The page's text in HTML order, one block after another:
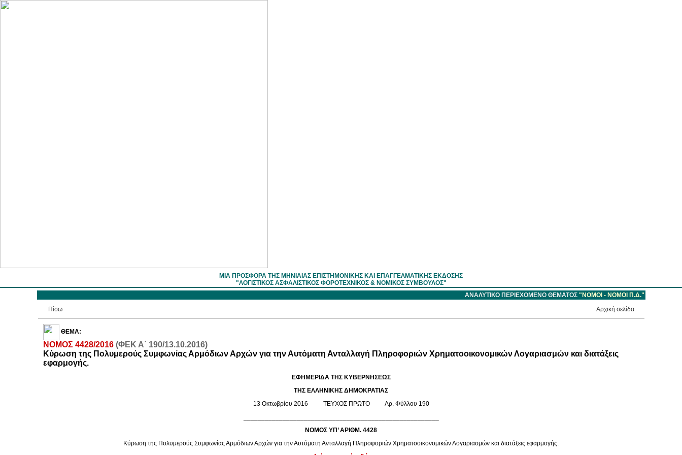
ΜΙΑ ΠΡΟΣΦΟΡΑ ΤΗΣ ΜΗΝΙΑΙΑΣ ΕΠΙΣΤΗΜOΝΙΚΗΣ ΚΑΙ ΕΠΑΓΓΕΛΜΑΤΙΚΗΣ ΕΚΔΟΣΗΣ
"ΛΟΓΙΣΤΙΚΟΣ ΑΣΦΑΛΙΣΤΙΚΟΣ ΦΟΡΟΤΕΧΝΙΚΟΣ & ΝΟΜΙΚΟΣ ΣΥΜΒΟΥΛΟΣ"
ΑΝΑΛΥΤΙΚΟ ΠΕΡΙΕΧΟΜΕΝΟ ΘΕΜΑΤΟΣ "ΝΟΜΟΙ - NOMOI Π.Δ."
Πίσω
Aρχική σελίδα
ΘΕΜΑ:
NOMOΣ 4428/2016 (ΦΕΚ Α΄ 190/13.10.2016)
Κύρωση της Πολυμερούς Συμφωνίας Αρμόδιων Αρχών για την Αυτόματη Ανταλλαγή Πληροφοριών Χρηματοοικονομικών Λογαριασμών και διατάξεις
εφαρμογής.
ΕΦΗΜΕΡΙΔΑ ΤΗΣ ΚΥΒΕΡΝΗΣΕΩΣ
ΤΗΣ ΕΛΛΗΝΙΚΗΣ ΔΗΜΟΚΡΑΤΙΑΣ
13 Οκτωβρίου 2016 ΤΕΥΧΟΣ ΠΡΩΤΟ Αρ. Φύλλου 190
NOMOΣ ΥΠ’ ΑΡΙΘΜ. 4428
Κύρωση της Πολυμερούς Συμφωνίας Αρμόδιων Αρχών για την Αυτόματη Ανταλλαγή Πληροφοριών Χρηματοοικονομικών Λογαριασμών και διατάξεις εφαρμογής.